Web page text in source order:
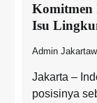
Komitmen
Isu
Admin
Jakarta –
posisinya